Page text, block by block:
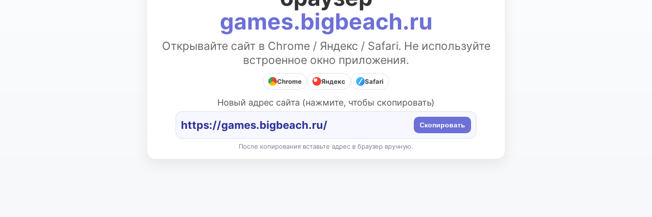
games.bigbeach.ru
Открывайте сайт в Chrome / Яндекс / Safari. Не используйте
встроенное окно приложения.
Chrome Яндекс Safari
Новый адрес сайта (нажмите, чтобы скопировать)
https://games.bigbeach.ru/ Скопировать
После копирования вставьте адрес в браузер вручную.